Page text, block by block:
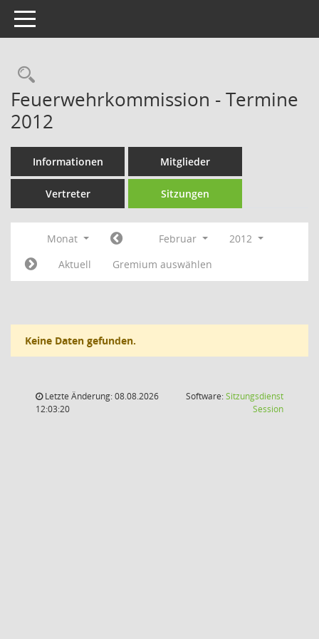
Toggle navigation
Rechercheauswahl
Feuerwehrkommission - Termine
2012
Informationen Mitglieder
Vertreter Sitzungen
Monat Februar
2012
Aktuell
Gremium auswählen
Keine Daten gefunden.
Letzte Änderung: 08.08.2026
12:03:20
Software:Sitzungsdienst
Session(Wird in